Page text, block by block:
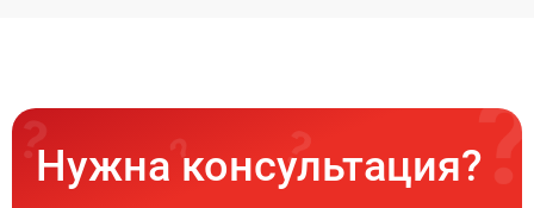
Нужна консультация?